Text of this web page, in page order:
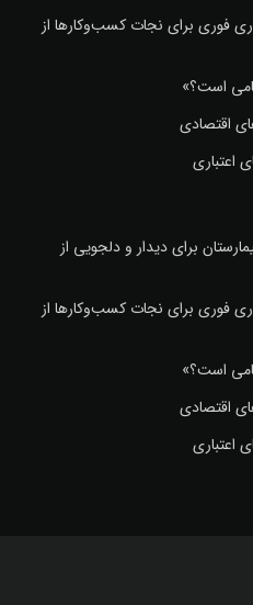
فوری برای نجات کسب‌وکارها از
است؟»
اقتصادی
اعتباری
برای دیدار و دلجویی از
فوری برای نجات کسب‌وکارها از
است؟»
اقتصادی
اعتباری